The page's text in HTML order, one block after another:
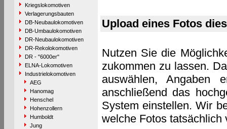
Kriegslokomotiven
Verlagerungsbauten
DB-Neubaulokomotiven
DB-Umbaulokomotiven
DR-Neubaulokomotiven
DR-Rekolokomotiven
DR - "6000er"
ELNA-Lokomotiven
Industrielokomotiven
AEG
Hanomag
Henschel
Hohenzollern
Humboldt
Jung
Upload eines Fotos
Nutzen Sie die
zukommen zu lassen.
auswählen, Angaben
anschließend das
System einstellen. Wir
welche Fotos tatsächlich